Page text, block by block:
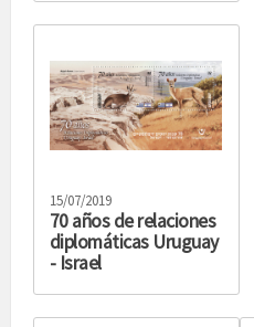
15/07/2019
70 años de relaciones
diplomáticas Uruguay
- Israel